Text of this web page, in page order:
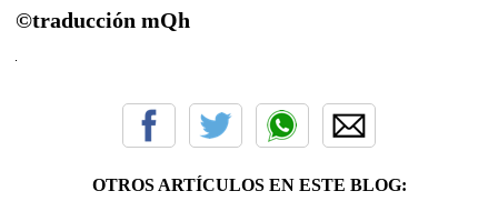
©traducción mQh
OTROS ARTÍCULOS EN ESTE BLOG: